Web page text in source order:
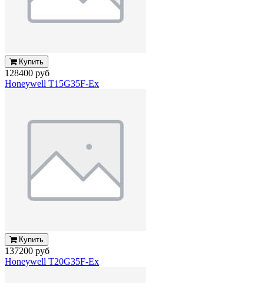
Купить
128400 руб
Honeywell T15G35F-Ex
Купить
137200 руб
Honeywell T20G35F-Ex